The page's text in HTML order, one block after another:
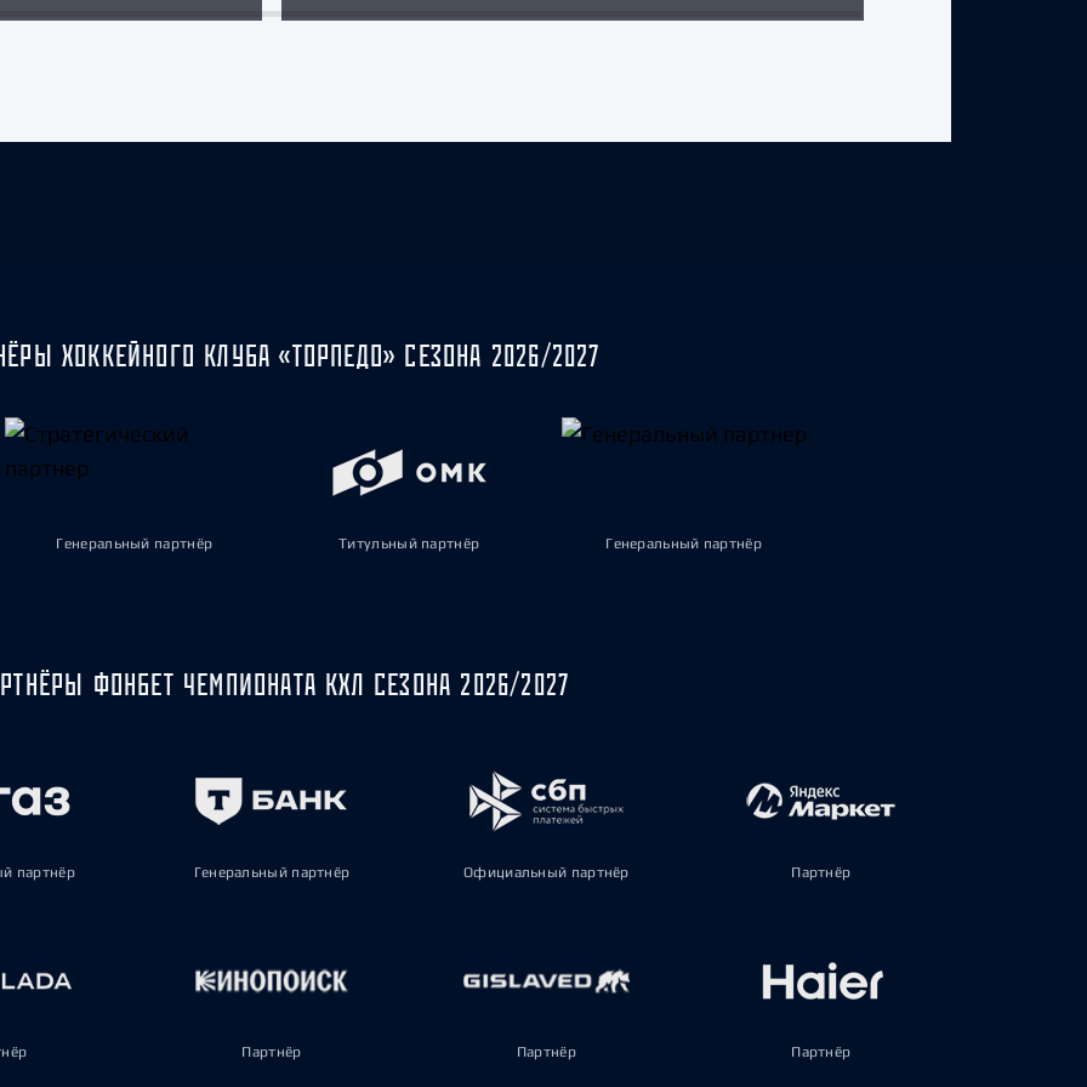
ХОККЕЙНОГО КЛУБА «ТОРПЕДО» СЕЗОНА 2026/2027
Генеральный партнёр Титульный партнёр Генеральный партнёр
ФОНБЕТ ЧЕМПИОНАТА КХЛ СЕЗОНА 2026/2027
партнёр Генеральный партнёр Официальный партнёр Партнёр
Партнёр Партнёр Партнёр